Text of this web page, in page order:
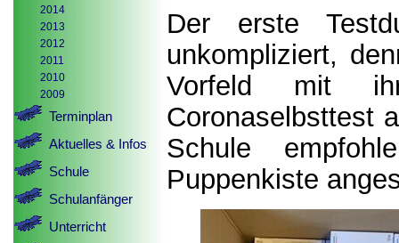
2014
2013
2012
2011
2010
2009
Terminplan
Aktuelles & Infos
Schule
Schulanfänger
Unterricht
Der erste
unkompliziert,
Vorfeld mit
Coronaselbsttest
Schule
Puppenkiste